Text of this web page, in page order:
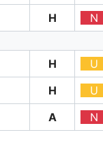
H N
H U
H U
A N